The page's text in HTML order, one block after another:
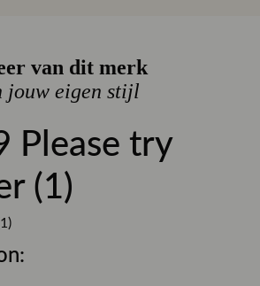
gratis. Lees hier meer over ruilen en
ruilen en retourneren
van dit merk
jouw eigen stijl
Please try
(1)